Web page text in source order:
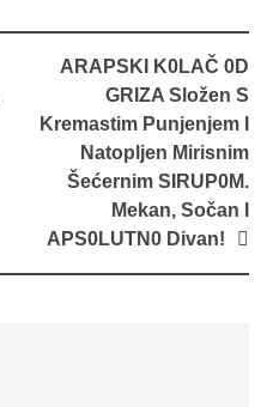
ARAPSKI K0LAČ 0D
GRIZA Složen S
Kremastim Punjenjem I
Natopljen Mirisnim
Šećernim SIRUP0M.
Mekan, Sočan I
APS0LUTN0 Divan!